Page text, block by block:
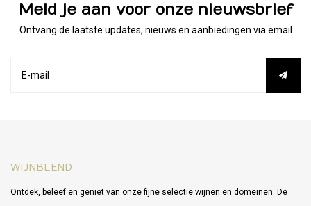
Meld je aan voor onze nieuwsbrief
Ontvang de laatste updates, nieuws en aanbiedingen via email
WIJNBLEND
Ontdek, beleef en geniet van onze fijne selectie wijnen en domeinen. De